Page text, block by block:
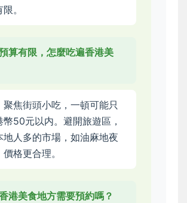
。
算有限，怎麼吃遍香港美
聚焦街頭小吃，一頓可能只
幣50元以内。避開旅遊區，
地人多的市場，如油麻地夜
格更合理。
港美食地方需要預約嗎？